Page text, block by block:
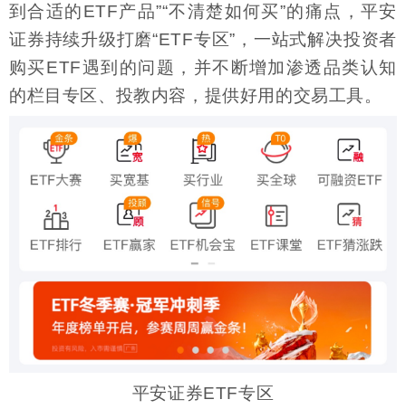
到合适的ETF产品”“不清楚如何买”的痛点，平安
证券持续升级打磨“ETF专区”，一站式解决投资者
购买ETF遇到的问题，并不断增加渗透品类认知
的栏目专区、投教内容，提供好用的交易工具。
平安证券ETF专区